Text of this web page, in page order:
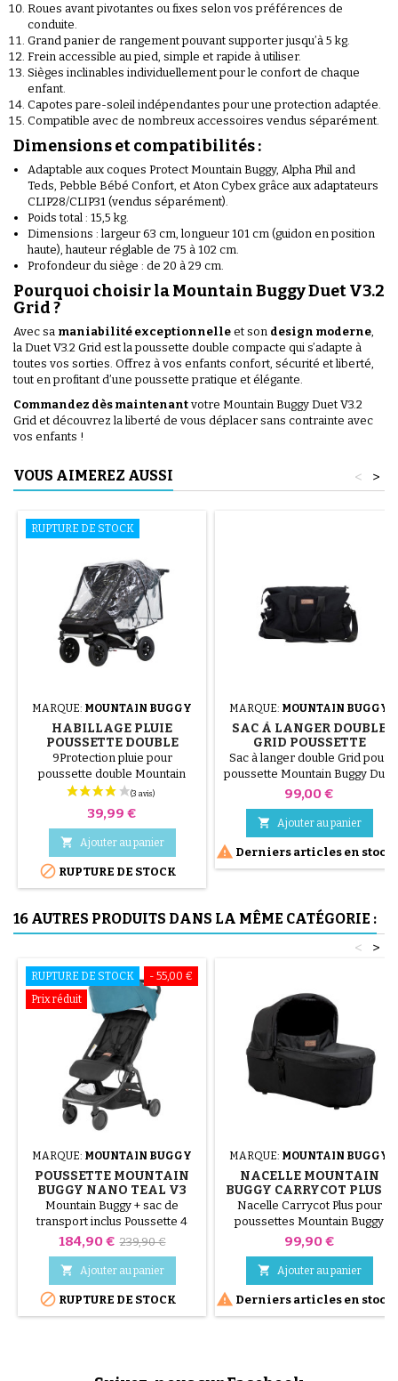
Roues avant pivotantes ou fixes selon vos préférences de
conduite.
Grand panier de rangement pouvant supporter jusqu’à 5 kg.
Frein accessible au pied, simple et rapide à utiliser.
Sièges inclinables individuellement pour le confort de chaque
enfant.
Capotes pare-soleil indépendantes pour une protection adaptée.
Compatible avec de nombreux accessoires vendus séparément.
Dimensions et compatibilités :
Adaptable aux coques Protect Mountain Buggy, Alpha Phil and
Teds, Pebble Bébé Confort, et Aton Cybex grâce aux adaptateurs
CLIP28/CLIP31 (vendus séparément).
Poids total : 15,5 kg.
Dimensions : largeur 63 cm, longueur 101 cm (guidon en position
haute), hauteur réglable de 75 à 102 cm.
Profondeur du siège : de 20 à 29 cm.
Pourquoi choisir la Mountain Buggy Duet V3.2
Grid ?
Avec sa maniabilité exceptionnelle et son design moderne
la Duet V3.2 Grid est la poussette double compacte qui s’adapte à
toutes vos sorties. Offrez à vos enfants confort, sécurité et liberté,
tout en profitant d’une poussette pratique et élégante.
Commandez dès maintenant votre Mountain Buggy Duet V3.2
Grid et découvrez la liberté de vous déplacer sans contrainte avec
vos enfants !
VOUS AIMEREZ AUSSI >
<
RUPTURE DE STOCK
MARQUE: MOUNTAIN BUGGY
HABILLAGE PLUIE
POUSSETTE DOUBLE
MOUNTAIN BUGGY DUET
V3
9Protection pluie pour
poussette double Mountain
Buggy Duet V3
Prix
39,99 €
 Ajouter au panier
 RUPTURE DE STOCK
MARQUE: MOUNTAIN BUGGY
SAC À LANGER DOUBLE
GRID POUSSETTE
MOUNTAIN BUGGY DUET
Sac à langer double Grid pour
poussette Mountain Buggy Duet
Prix
99,00 €
 Ajouter au panier
 Derniers articles en stock
16 AUTRES PRODUITS DANS LA MÊME CATÉGORIE :
>
<
- 55,00 €
RUPTURE DE STOCK
Prix réduit
MARQUE: MOUNTAIN BUGGY
POUSSETTE MOUNTAIN
BUGGY NANO TEAL V3
Mountain Buggy + sac de
transport inclus Poussette 4
roues nano V3. Utilisable de la
naissance à 4 ans environ.
Suivant les compagnies, elle
passe en bagage à main dans
l'avion
Prix
184,90 € Prix
base
239,90 €
 Ajouter au panier
 RUPTURE DE STOCK
MARQUE: MOUNTAIN BUGGY
NACELLE MOUNTAIN
BUGGY CARRYCOT PLUS –
COMPATIBLE URBAN
JUNGLE, TERRAIN, +ONE –
Nacelle Carrycot Plus pour
poussettes Mountain Buggy
Urban Jungle, Terrain et +One.
Couleur Onyx, confortable et
sécurisée dès la naissance
jusqu’à 15 kg.
Prix
99,90 €
 Ajouter au panier
 Derniers articles en stock